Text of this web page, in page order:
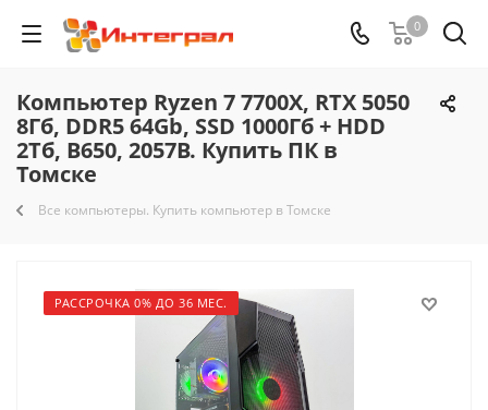
0
Компьютер Ryzen 7 7700X, RTX 5050
8Гб, DDR5 64Gb, SSD 1000Гб + HDD
2Тб, B650, 2057B. Купить ПК в
Томске
Все компьютеры. Купить компьютер в Томске
РАССРОЧКА 0% ДО 36 МЕС.